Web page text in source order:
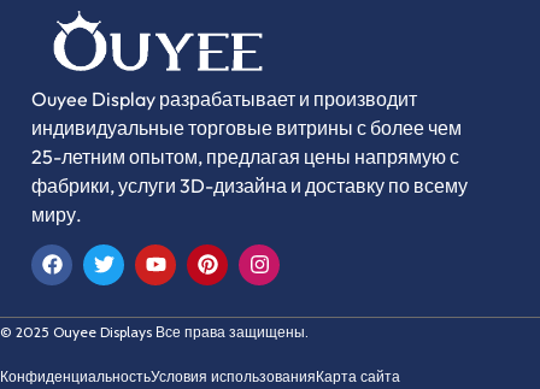
Ouyee Display разрабатывает и производит
индивидуальные торговые витрины с более чем
25-летним опытом, предлагая цены напрямую с
фабрики, услуги 3D-дизайна и доставку по всему
миру.
© 2025 Ouyee Displays Все права защищены.
КонфиденциальностьУсловия использованияКарта сайта